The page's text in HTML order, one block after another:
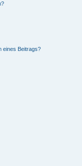
eines Beitrags?